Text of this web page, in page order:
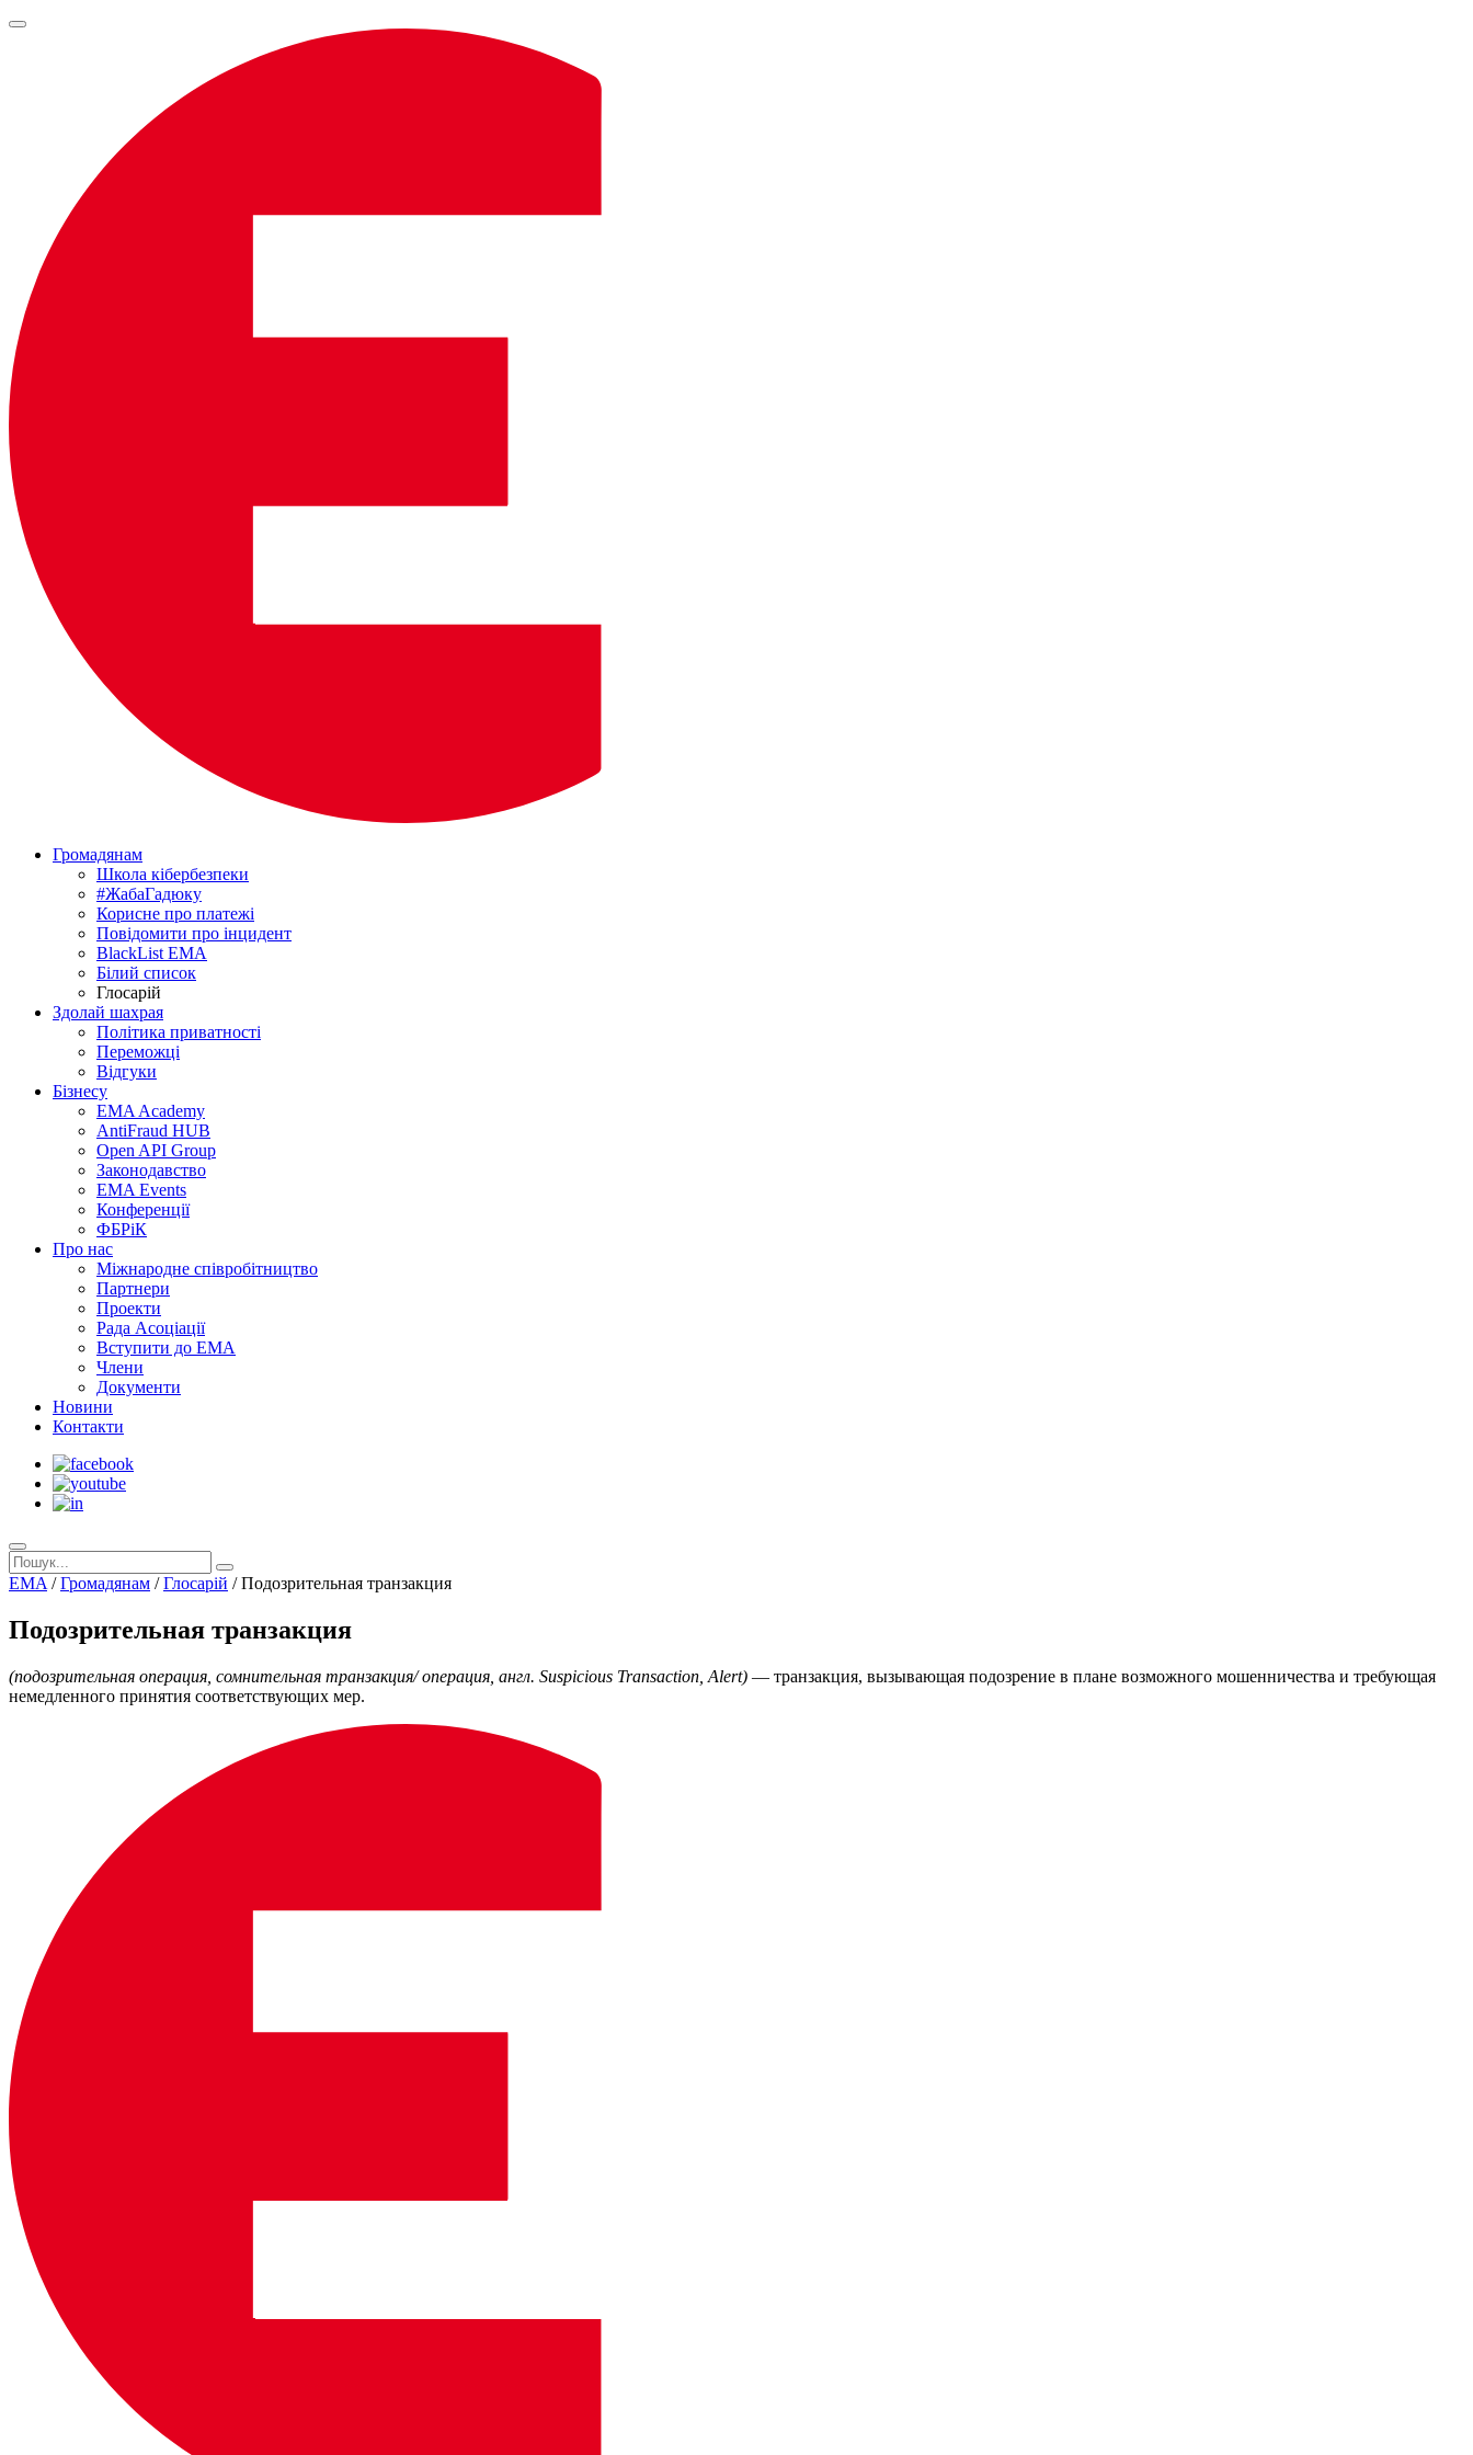
Громадянам
Школа кібербезпеки
#ЖабаГадюку
Корисне про платежі
Повідомити про інцидент
BlackList EMA
Білий список
Глосарій
Здолай шахрая
Політика приватності
Переможцi
Відгуки
Бізнесу
EMA Academy
AntiFraud HUB
Open API Group
Законодавство
EMA Events
Конференції
ФБРіК
Про нас
Міжнародне співробітництво
Партнери
Проекти
Рада Асоціації
Вступити до ЕМА
Члени
Документи
Новини
Контакти
EMA /Громадянам /Глосарій /Подозрительная транзакция
Подозрительная транзакция
(подозрительная операция, сомнительная транзакция/ операция, англ. Suspicious Transaction, Alert) — транзакция, вызывающая подозрение в плане возможного мошенничества и требующая
немедленного принятия соответствующих мер.